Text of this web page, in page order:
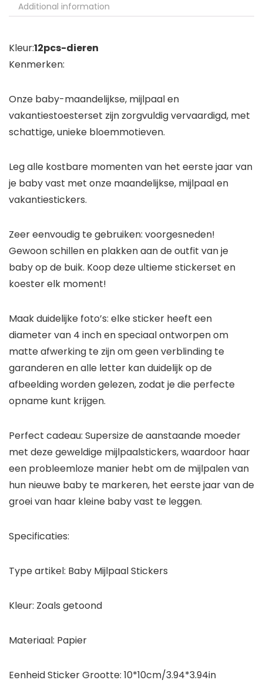
Additional information
Kleur:12pcs-dieren
Kenmerken:
Onze baby-maandelijkse, mijlpaal en
vakantiestoesterset zijn zorgvuldig vervaardigd, met
schattige, unieke bloemmotieven.
Leg alle kostbare momenten van het eerste jaar van
je baby vast met onze maandelijkse, mijlpaal en
vakantiestickers.
Zeer eenvoudig te gebruiken: voorgesneden!
Gewoon schillen en plakken aan de outfit van je
baby op de buik. Koop deze ultieme stickerset en
koester elk moment!
Maak duidelijke foto’s: elke sticker heeft een
diameter van 4 inch en speciaal ontworpen om
matte afwerking te zijn om geen verblinding te
garanderen en alle letter kan duidelijk op de
afbeelding worden gelezen, zodat je die perfecte
opname kunt krijgen.
Perfect cadeau: Supersize de aanstaande moeder
met deze geweldige mijlpaalstickers, waardoor haar
een probleemloze manier hebt om de mijlpalen van
hun nieuwe baby te markeren, het eerste jaar van de
groei van haar kleine baby vast te leggen.
Specificaties:
Type artikel: Baby Mijlpaal Stickers
Kleur: Zoals getoond
Materiaal: Papier
Eenheid Sticker Grootte: 10*10cm/3.94*3.94in